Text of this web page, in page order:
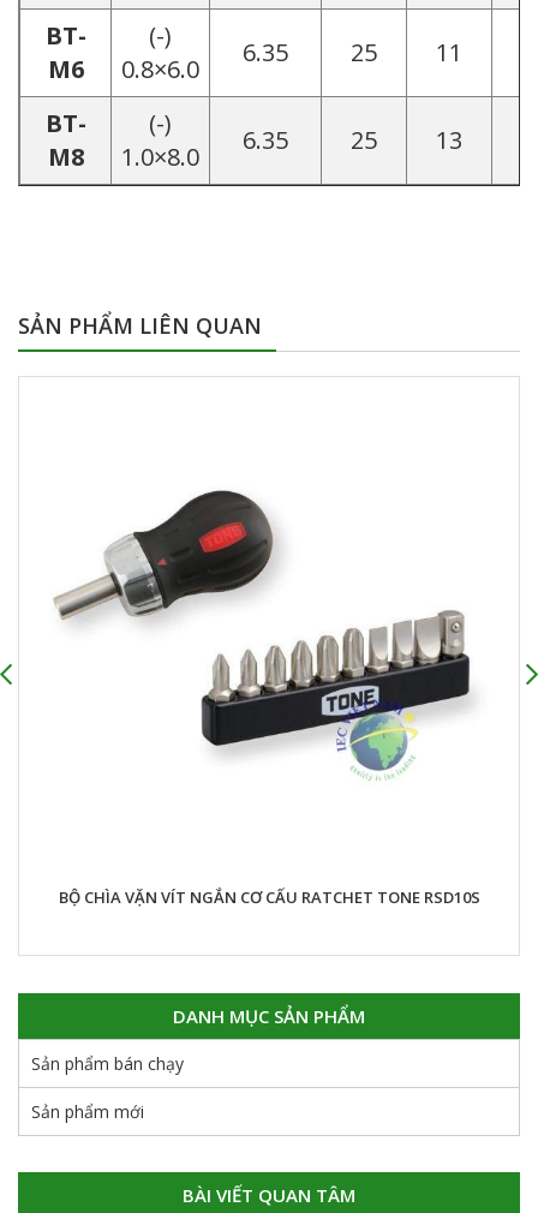
BT-
M6
(-)
0.8×6.0
6.35 25 11
BT-
M8
(-)
1.0×8.0
6.35 25 13
SẢN PHẨM LIÊN QUAN
BỘ CHÌA VẶN VÍT NGẮN CƠ CẤU RATCHET TONE RSD10S
DANH MỤC SẢN PHẨM
Sản phẩm bán chạy
Sản phẩm mới
BÀI VIẾT QUAN TÂM